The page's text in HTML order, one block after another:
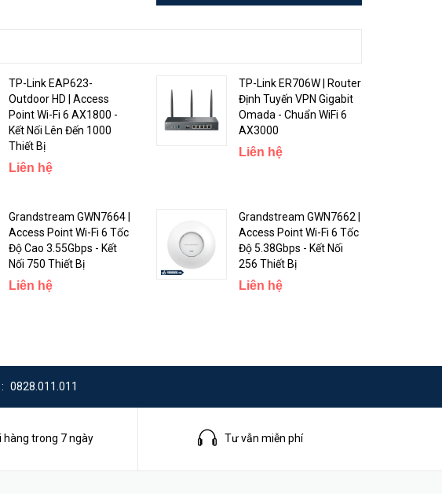
trợ kênh rộng với
TP-Link EAP623-
Outdoor HD | Access
Point Wi-Fi 6 AX1800 -
Kết Nối Lên Đến 1000
Thiết Bị
Liên hệ
TP-Link ER706W | Router
Định Tuyến VPN Gigabit
Omada - Chuẩn WiFi 6
AX3000
Liên hệ
Grandstream GWN7664 |
Access Point Wi-Fi 6 Tốc
Độ Cao 3.55Gbps - Kết
Nối 750 Thiết Bị
Liên hệ
Grandstream GWN7662 |
Access Point Wi-Fi 6 Tốc
Độ 5.38Gbps - Kết Nối
256 Thiết Bị
Liên hệ
0828.011.011
hàng trong 7 ngày Tư vẫn miễn phí